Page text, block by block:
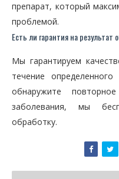
препарат, который
проблемой.
Есть ли гарантия на результат
Мы гарантируем
течение
обнаружите
заболевания, мы
обработку.